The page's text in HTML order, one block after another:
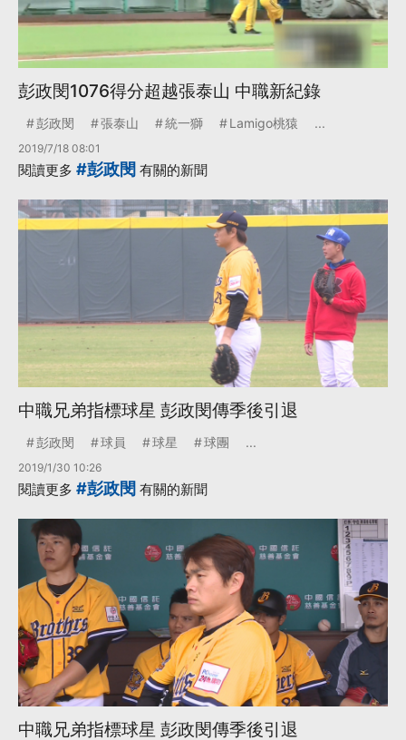
彭政閔1076得分超越張泰山 中職新紀錄
彭政閔 張泰山 統一獅 Lamigo桃猿 ...
2019/7/18 08:01
閱讀更多 #彭政閔 有關的新聞
中職兄弟指標球星 彭政閔傳季後引退
彭政閔 球員 球星 球團 ...
2019/1/30 10:26
閱讀更多 #彭政閔 有關的新聞
中職兄弟指標球星 彭政閔傳季後引退